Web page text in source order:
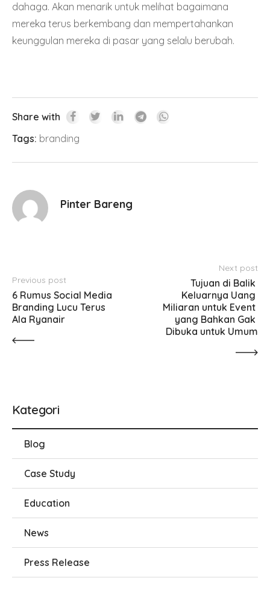
dahaga. Akan menarik untuk melihat bagaimana
mereka terus berkembang dan mempertahankan
keunggulan mereka di pasar yang selalu berubah.
Share with
Tags: branding
Pinter Bareng
Previous post
6 Rumus Social Media
Branding Lucu Terus
Ala Ryanair
Next post
Tujuan di Balik
Keluarnya Uang
Miliaran untuk Event
yang Bahkan Gak
Dibuka untuk Umum
Kategori
Blog
Case Study
Education
News
Press Release